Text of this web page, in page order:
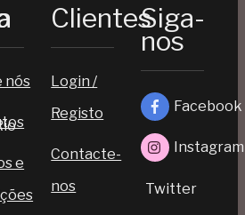
nós
e
Clientes
Login /
Registo
Contacte-
nos
Siga-
nos
Facebook
Instagram
Twitter